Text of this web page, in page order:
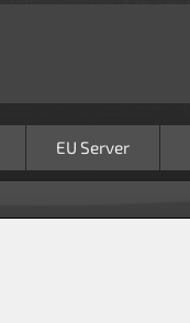
EU Server